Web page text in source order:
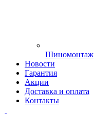
Шиномонтаж
Новости
Гарантия
Акции
Доставка и оплата
Контакты